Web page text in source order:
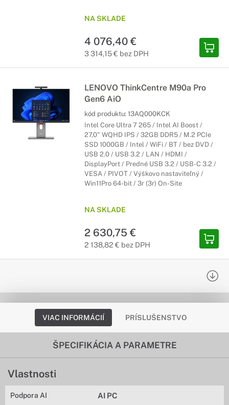
NA SKLADE
4 076,40 €
3 314,15 € bez DPH
LENOVO ThinkCentre M90a Pro
Gen6 AiO
kód produktu: 13AQ000KCK
Intel Core Ultra 7 265 / Intel AI Boost /
27,0" WQHD IPS / 32GB DDR5 / M.2 PCIe
SSD 1000GB / Intel / WiFi / BT / bez DVD /
USB 2.0 / USB 3.2 / LAN / HDMI /
DisplayPort / Predné USB 3.2 / USB-C 3.2 /
VESA / PIVOT / Výškovo nastaviteľný /
Win11Pro 64-bit / 3r (3r) On-Site
NA SKLADE
2 630,75 €
2 138,82 € bez DPH
VIAC INFORMÁCIÍ PRÍSLUŠENSTVO
ŠPECIFIKÁCIA A PARAMETRE
Vlastnosti
Podpora AI AI PC